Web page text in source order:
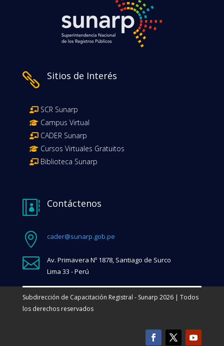
 Sitios de Interés
SCR Sunarp
Campus Virtual
CADER Sunarp
Cursos Virtuales Gratuitos
Biblioteca Sunarp
 Contáctenos
 cader@sunarp.gob.pe

Av. Primavera Nº 1878, Santiago de Surco
Lima 33 - Perú
Subdirección de Capacitación Registral - Sunarp 2026 | Todos
los derechos reservados